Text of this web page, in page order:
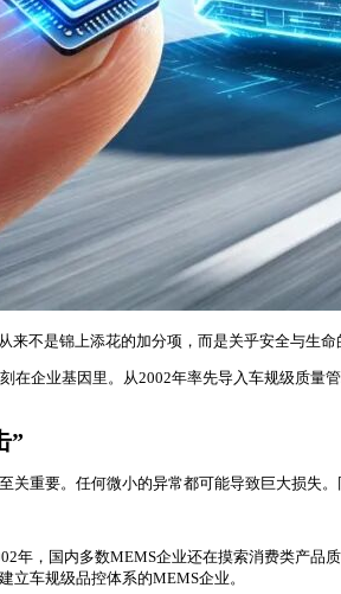
不是锦上添花的加分项，而是关乎安全与生命
在企业基因里。从2002年率先导入车规级质
”
关重要。任何微小的异常都可能导致巨大损失
年，国内多数MEMS企业还在摸索消费类产
立车规级品控体系的MEMS企业。